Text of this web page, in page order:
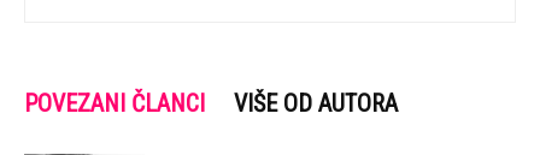
POVEZANI ČLANCI VIŠE OD AUTORA